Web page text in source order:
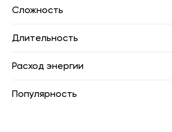
Сложность
Длительность
Расход энергии
Популярность